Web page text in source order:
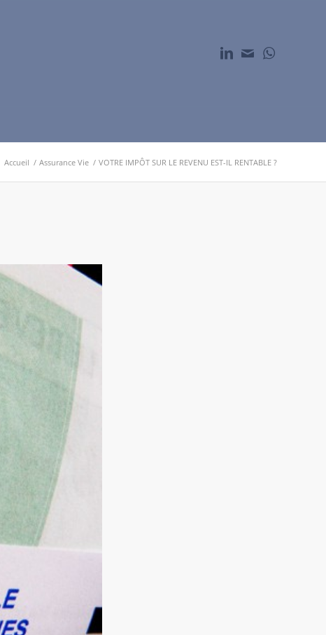
Accueil / Assurance Vie / VOTRE IMPÔT SUR LE REVENU EST-IL RENTABLE ?